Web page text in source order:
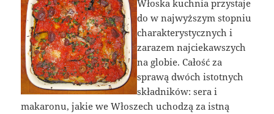
Włoska kuchnia przystaje
do w najwyższym stopniu
charakterystycznych i
zarazem najciekawszych
na globie. Całość za
sprawą dwóch istotnych
składników: sera i
makaronu, jakie we Włoszech uchodzą za istną